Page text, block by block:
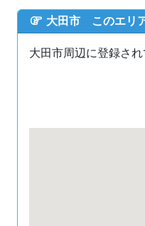
大田市 このエリ
大田市周辺に登録さ